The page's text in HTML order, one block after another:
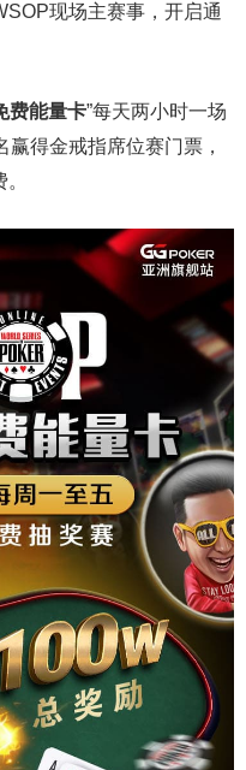
现场主赛事，开启通
费能量卡”每天两小时一场
得金戒指席位赛门票，